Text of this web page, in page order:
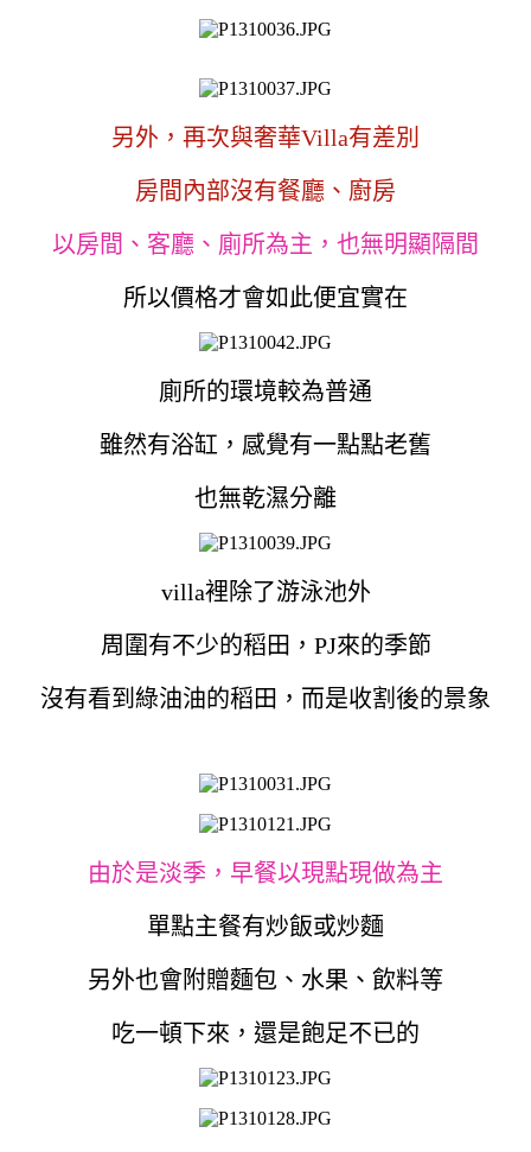
另外，再次與奢華Villa有差別
房間內部沒有餐廳、廚房
以房間、客廳、廁所為主，也無明顯隔間
所以價格才會如此便宜實在
廁所的環境較為普通
雖然有浴缸，感覺有一點點老舊
也無乾濕分離
villa裡除了游泳池外
周圍有不少的稻田，PJ來的季節
沒有看到綠油油的稻田，而是收割後的景象
由於是淡季，早餐以現點現做為主
單點主餐有炒飯或炒麵
另外也會附贈麵包、水果、飲料等
吃一頓下來，還是飽足不已的